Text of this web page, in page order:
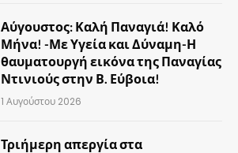
Αύγουστος: Καλή Παναγιά! Καλό
Μήνα! -Με Υγεία και Δύναμη-Η
θαυματουργή εικόνα της Παναγίας
Ντινιούς στην Β. Εύβοια!
1 Αυγούστου 2026
Τριήμερη απεργία στα